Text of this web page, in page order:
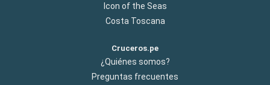
Icon of the Seas
Costa Toscana
Cruceros.pe
¿Quiénes somos?
Preguntas frecuentes